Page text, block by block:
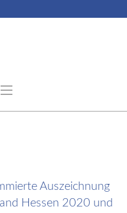
Auszeichnung
Hessen 2020 und